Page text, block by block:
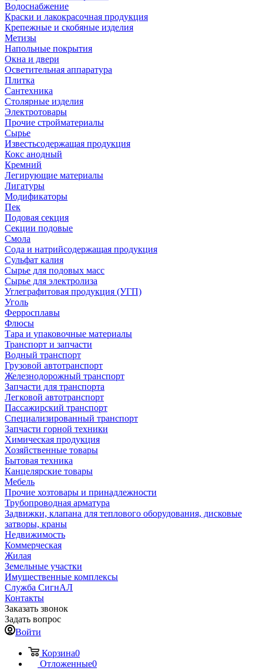
Водоснабжение
Краски и лакокрасочная продукция
Крепежные и скобяные изделия
Метизы
Напольные покрытия
Окна и двери
Осветительная аппаратура
Плитка
Сантехника
Столярные изделия
Электротовары
Прочие стройматериалы
Сырье
Известьсодержащая продукция
Кокс анодный
Кремний
Легирующие материалы
Лигатуры
Модификаторы
Пек
Подовая секция
Секции подовые
Смола
Сода и натрийсодержащая продукция
Сульфат калия
Сырье для подовых масс
Сырье для электролиза
Углеграфитовая продукция (УГП)
Уголь
Ферросплавы
Флюсы
Тара и упаковочные материалы
Транспорт и запчасти
Водный транспорт
Грузовой автотранспорт
Железнодорожный транспорт
Запчасти для транспорта
Легковой автотранспорт
Пассажирский транспорт
Специализированный транспорт
Запчасти горной техники
Химическая продукция
Хозяйственные товары
Бытовая техника
Канцелярские товары
Мебель
Прочие хозтовары и принадлежности
Трубопроводная арматура
Задвижки, клапана для теплового оборудования, дисковые
затворы, краны
Недвижимость
Коммерческая
Жилая
Земельные участки
Имущественные комплексы
Служба СигнАЛ
Контакты
Заказать звонок
Задать вопрос
Войти
Корзина0
Отложенные0